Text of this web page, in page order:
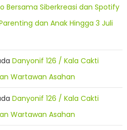
Bersama Siberkreasi dan Spotify
dan Anak Hingga 3 Juli
Danyonif 126 / Kala Cakti
Wartawan Asahan
Danyonif 126 / Kala Cakti
Wartawan Asahan